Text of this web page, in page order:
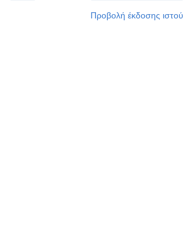
Προβολή έκδοσης ιστού